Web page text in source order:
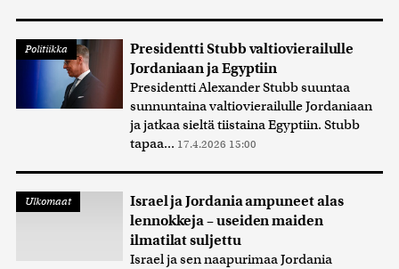
Politiikka
Presidentti Stubb valtiovierailulle
Jordaniaan ja Egyptiin
Presidentti Alexander Stubb suuntaa
sunnuntaina valtiovierailulle Jordaniaan
ja jatkaa sieltä tiistaina Egyptiin. Stubb
tapaa... 17.4.2026 15:00
Ulkomaat
Israel ja Jordania ampuneet alas
lennokkeja – useiden maiden
ilmatilat suljettu
Israel ja sen naapurimaa Jordania